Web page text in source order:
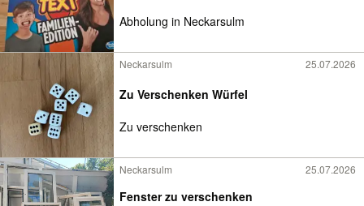
Abholung in Neckarsulm
Neckarsulm 25.07.2026
Zu Verschenken Würfel
Zu verschenken
Neckarsulm 25.07.2026
Fenster zu verschenken